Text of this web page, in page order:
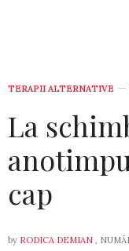
TERAPII ALTERNATIVE
La
cap
by RODICA DEMIAN ,